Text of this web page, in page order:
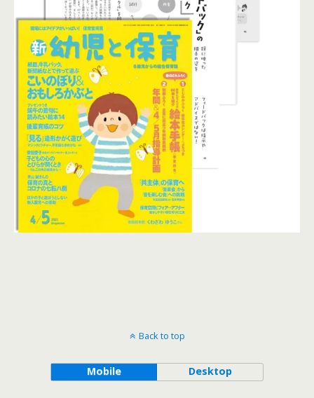
Back to top
Mobile Desktop